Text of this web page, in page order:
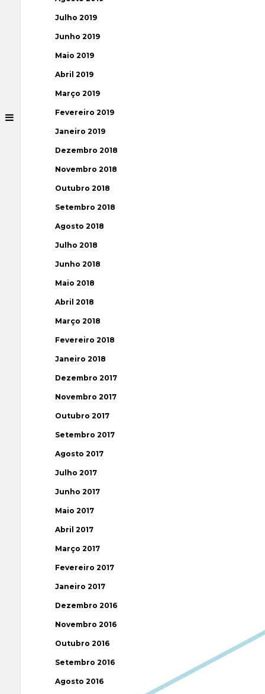
Julho 2019
Junho 2019
Maio 2019
Abril 2019
Março 2019
Fevereiro 2019
Janeiro 2019
Dezembro 2018
Novembro 2018
Outubro 2018
Setembro 2018
Agosto 2018
Julho 2018
Junho 2018
Maio 2018
Abril 2018
Março 2018
Fevereiro 2018
Janeiro 2018
Dezembro 2017
Novembro 2017
Outubro 2017
Setembro 2017
Agosto 2017
Julho 2017
Junho 2017
Maio 2017
Abril 2017
Março 2017
Fevereiro 2017
Janeiro 2017
Dezembro 2016
Novembro 2016
Outubro 2016
Setembro 2016
Agosto 2016